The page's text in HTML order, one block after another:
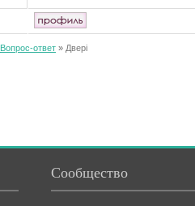
Вопрос-ответ » Двері
Сообщество